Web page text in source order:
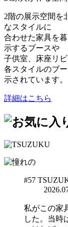
2階の展示空間を
なスタイルに
合わせた家具を
示するブースや
子供室、床座リ
各スタイルのブ
示されています。
詳細はこちら
#57
私がこの家
した。当時